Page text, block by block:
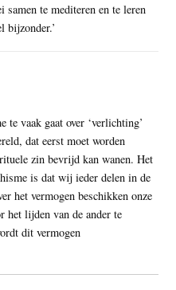
samen te mediteren en te leren
bijzonder.’
te vaak gaat over ‘verlichting’
dat eerst moet worden
zin bevrijd kan wanen. Het
is dat wij ieder delen in de
het vermogen beschikken onze
het lijden van de ander te
dit vermogen